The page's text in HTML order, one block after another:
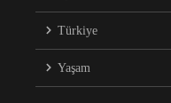
Türkiye
Yaşam